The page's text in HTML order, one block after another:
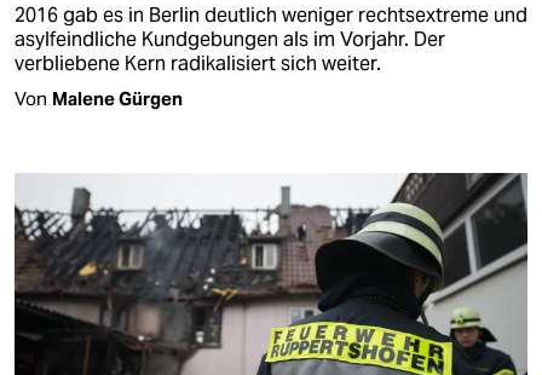
2016 gab es in Berlin deutlich weniger rechtsextreme und
asylfeindliche Kundgebungen als im Vorjahr. Der
verbliebene Kern radikalisiert sich weiter.
Von Malene Gürgen